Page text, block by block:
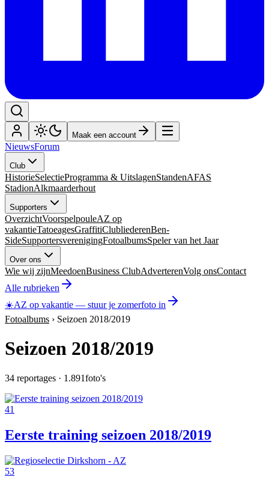
Maak een account
NieuwsForum
Club
HistorieSelectieProgramma & UitslagenStandenAFAS
StadionAlkmaarderhout
Supporters
OverzichtVoorspelpouleAZ op
vakantieTatoeagesGraffitiClubliederenBen-
SideSupportersverenigingFotoalbumsSpeler van het Jaar
Over ons
Wie wij zijnMeedoenBusiness ClubAdverterenVolg onsContact
Alle rubrieken
☀️AZ op vakantie — stuur je zomerfoto in
Fotoalbums › Seizoen 2018/2019
Seizoen 2018/2019
34 reportages · 1.891foto's
41
Eerste training seizoen 2018/2019
53